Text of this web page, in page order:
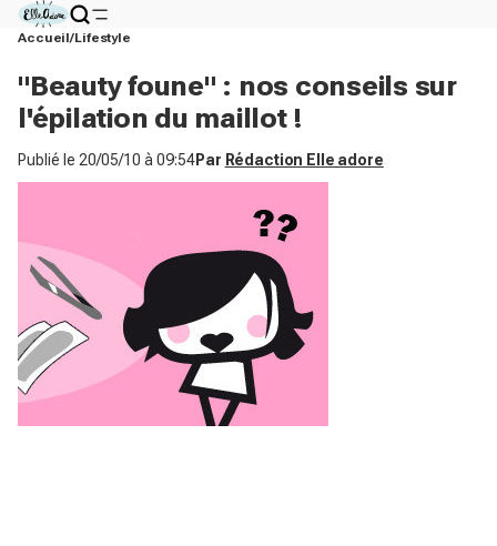
Accueil Lifestyle
"Beauty foune" : nos conseils sur
l'épilation du maillot !
Publié le 20/05/10 à 09:54Par Rédaction Elle adore